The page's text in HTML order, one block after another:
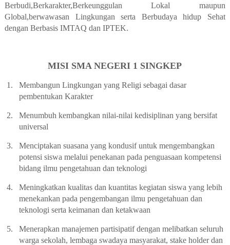
Berbudi,Berkarakter,Berkeunggulan Lokal maupun
Global,berwawasan Lingkungan serta Berbudaya hidup Sehat
dengan Berbasis IMTAQ dan IPTEK.
MISI SMA NEGERI 1 SINGKEP
1.
Membangun Lingkungan yang Religi sebagai dasar
pembentukan Karakter
2.
Menumbuh kembangkan nilai-nilai kedisiplinan yang bersifat
universal
3.
Menciptakan suasana yang kondusif untuk mengembangkan
potensi siswa melalui penekanan pada penguasaan kompetensi
bidang ilmu pengetahuan dan teknologi
4.
Meningkatkan kualitas dan kuantitas kegiatan siswa yang lebih
menekankan pada pengembangan ilmu pengetahuan dan
teknologi serta keimanan dan ketakwaan
5.
Menerapkan manajemen partisipatif dengan melibatkan seluruh
warga sekolah, lembaga swadaya masyarakat, stake holder dan